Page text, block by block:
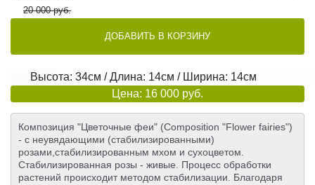
20 000 руб.
ДОБАВИТЬ В КОРЗИНУ
Высота: 34см / Длина: 14см / Ширина: 14см
Цена: 16 000 руб.
Композиция "Цветочные феи" (Composition "Flower fairies")
- с неувядающими (стабилизированными)
розами,стабилизированным мхом и сухоцветом.
Стабилизированная розы - живые. Процесс обработки
растений происходит методом стабилизации. Благодаря